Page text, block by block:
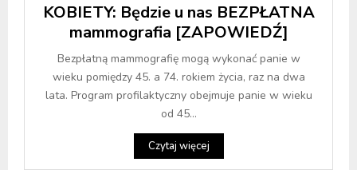
KOBIETY: Będzie u nas BEZPŁATNA
mammografia [ZAPOWIEDŹ]
Bezpłatną mammografię mogą wykonać panie w
wieku pomiędzy 45. a 74. rokiem życia, raz na dwa
lata. Program profilaktyczny obejmuje panie w wieku
od 45...
Czytaj więcej